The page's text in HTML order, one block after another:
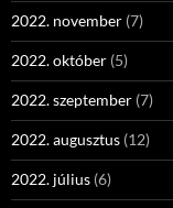
2022. november (7)
2022. október (5)
2022. szeptember (7)
2022. augusztus (12)
2022. július (6)